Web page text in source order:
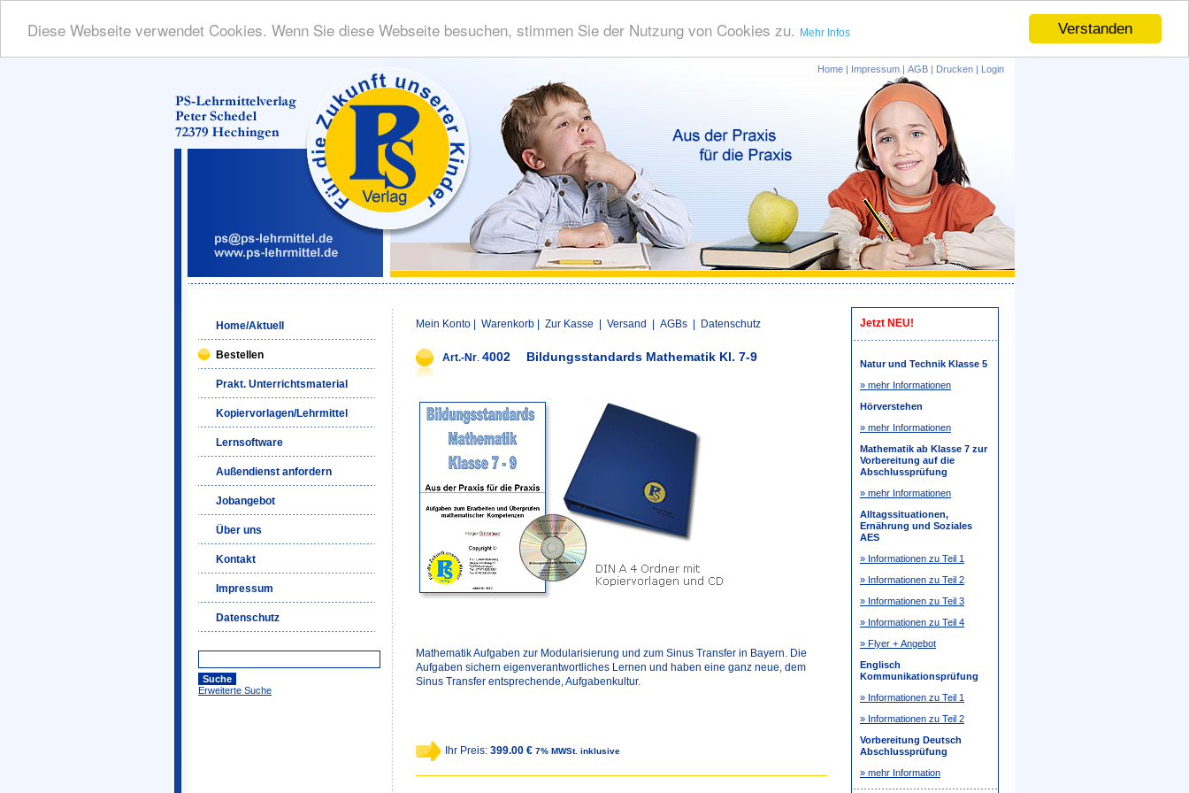
Verstanden
Diese Webseite verwendet Cookies. Wenn Sie diese Webseite besuchen, stimmen Sie der Nutzung von Cookies zu. Mehr Infos
Home | Impressum | AGB | Drucken | Login
Home/Aktuell
Bestellen
Prakt. Unterrichtsmaterial
Kopiervorlagen/Lehrmittel
Lernsoftware
Außendienst anfordern
Jobangebot
Über uns
Kontakt
Impressum
Datenschutz
Erweiterte Suche
Mein Konto Warenkorb Zur Kasse Versand AGBs Datenschutz
Art.-Nr. 4002 Bildungsstandards Mathematik Kl. 7-9
Mathematik Aufgaben zur Modularisierung und zum Sinus Transfer in Bayern. Die
Aufgaben sichern eigenverantwortliches Lernen und haben eine ganz neue, dem
Sinus Transfer entsprechende, Aufgabenkultur.
Ihr Preis: 399.00 € 7% MWSt. inklusive
Jetzt NEU!
Natur und Technik Klasse 5
» mehr Informationen
Hörverstehen
» mehr Informationen
Mathematik ab Klasse 7 zur
Vorbereitung auf die
Abschlussprüfung
» mehr Informationen
Alltagssituationen,
Ernährung und Soziales
AES
» Informationen zu Teil 1
» Informationen zu Teil 2
» Informationen zu Teil 3
» Informationen zu Teil 4
» Flyer + Angebot
Englisch
Kommunikationsprüfung
» Informationen zu Teil 1
» Informationen zu Teil 2
Vorbereitung Deutsch
Abschlussprüfung
» mehr Information